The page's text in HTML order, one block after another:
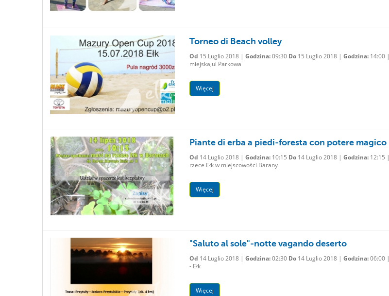
Torneo di Beach volley
Od 15 Luglio 2018 | Godzina:09:30 Do15 Luglio 2018 | Godzina:14:00 |
miejska,ul Parkowa
Więcej
Piante di erba a piedi-foresta con potere magico
Od 14 Luglio 2018 | Godzina:10:15 Do14 Luglio 2018 | Godzina:12:15 |
rzece Ełk w miejscowości Barany
Więcej
"Saluto al sole"-notte vagando deserto
Od 14 Luglio 2018 | Godzina:02:30 Do14 Luglio 2018 | Godzina:06:00 |
- Ełk
Więcej